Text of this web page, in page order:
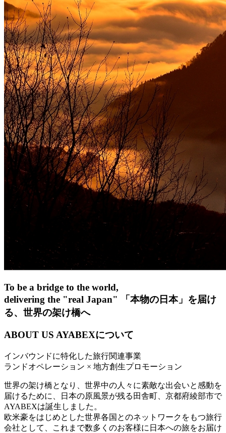
To be a bridge to the world,
delivering the "real Japan"
「本物の日本」を届け
る、世界の架け橋へ
ABOUT US AYABEXについて
インバウンドに特化した旅行関連事業
ランドオペレーション × 地方創生プロモーション
世界の架け橋となり、世界中の人々に素敵な出会いと感動を
届けるために、日本の原風景が残る田舎町、京都府綾部市で
AYABEXは誕生しました。
欧米豪をはじめとした世界各国とのネットワークをもつ旅行
会社として、これまで数多くのお客様に日本への旅をお届け